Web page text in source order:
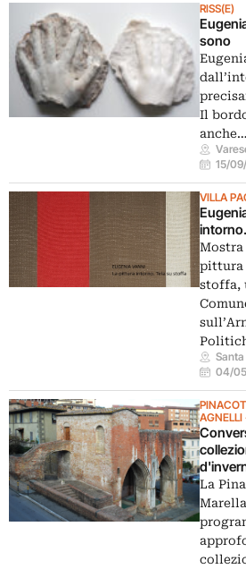
RISS(E)
sono
Il
anche…
15/
VILLA
Mostra
pittura
stoffa,
04/
La